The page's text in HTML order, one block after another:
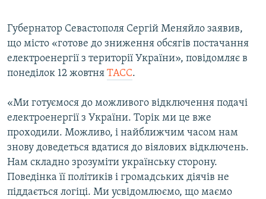
Усі сайти RFE/RL
Губернатор Севастополя Сергій Меняйло заявив,
що місто «готове до зниження обсягів постачання
електроенергії з території України», повідомляє в
понеділок 12 жовтня ТАСС.
«Ми готуємося до можливого відключення подачі
електроенергії з України. Торік ми це вже
проходили. Можливо, і найближчим часом нам
знову доведеться вдатися до віялових відключень.
Нам складно зрозуміти українську сторону.
Поведінка її політиків і громадських діячів не
піддається логіці. Ми усвідомлюємо, що маємо